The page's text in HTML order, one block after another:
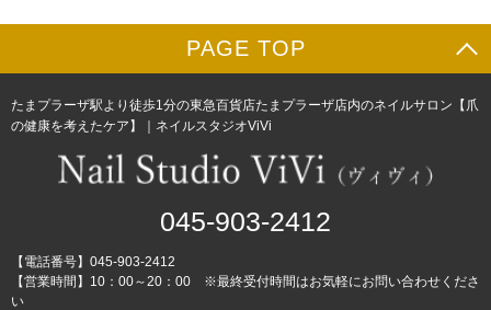
PAGE TOP
たまプラーザ駅より徒歩1分の東急百貨店たまプラーザ店内のネイルサロン【爪
の健康を考えたケア】｜ネイルスタジオViVi
045-903-2412
【電話番号】045-903-2412
【営業時間】10：00～20：00 ※最終受付時間はお気軽にお問い合わせくださ
い